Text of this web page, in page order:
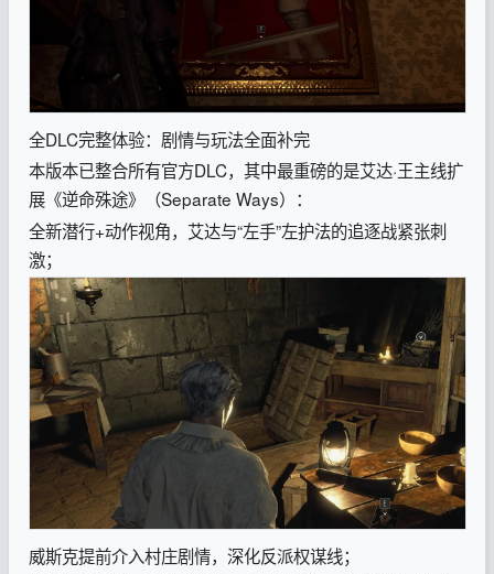
全DLC完整体验：剧情与玩法全面补完
本版本已整合所有官方DLC，其中最重磅的是艾达·王主线扩
展《逆命殊途》（Separate Ways）：
全新潜行+动作视角，艾达与“左手”左护法的追逐战紧张刺
激；
威斯克提前介入村庄剧情，深化反派权谋线；